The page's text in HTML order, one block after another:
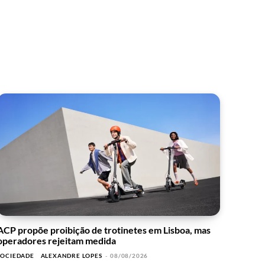
propõe proibição de trotinetes em Lisboa, mas
rejeitam medida
ALEXANDRE LOPES - 08/08/2026